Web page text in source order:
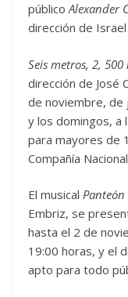
públicoAlexander
dirección de Israel
Seis metros, 2,
dirección de José
de noviembre, de
y los domingos, a
para mayores de
Compañía
El musical Panteón
Embriz, se
hasta el 2 de
19:00 horas, y el
apto para todo